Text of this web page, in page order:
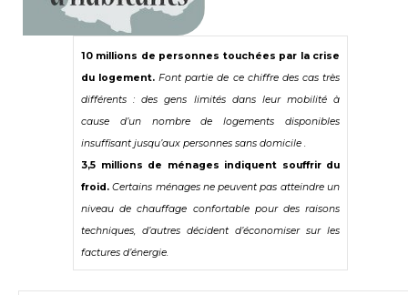
10 millions de personnes touchées par la crise
du logement.Font partie de ce chiffre des cas très
différents : des gens limités dans leur mobilité à
cause d’un nombre de logements disponibles
insuffisant jusqu’aux personnes sans domicile .
3,5 millions de ménages indiquent souffrir du
froid.Certains ménages ne peuvent pas atteindre un
niveau de chauffage confortable pour des raisons
techniques, d’autres décident d’économiser sur les
factures d’énergie.